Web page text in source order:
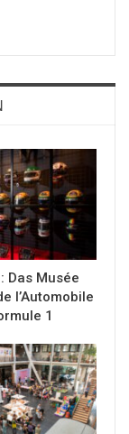
Das Musée
l’Automobile
1